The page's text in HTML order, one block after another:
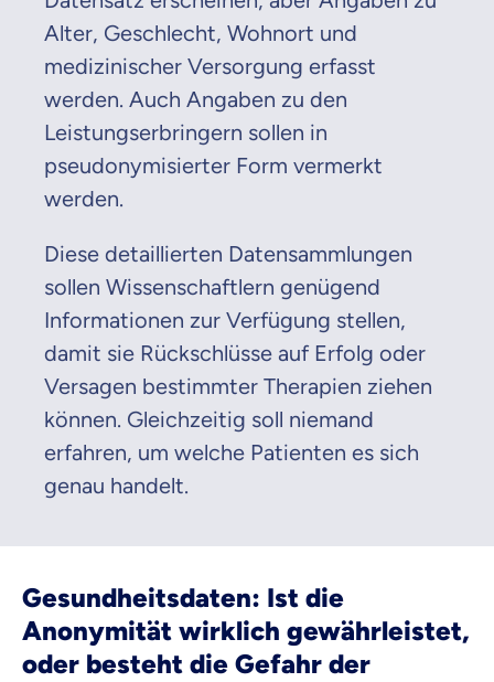
Alter, Geschlecht, Wohnort und
medizinischer Versorgung erfasst
werden. Auch Angaben zu den
Leistungserbringern sollen in
pseudonymisierter Form vermerkt
werden.
Diese detaillierten Datensammlungen
sollen Wissenschaftlern genügend
Informationen zur Verfügung stellen,
damit sie Rückschlüsse auf Erfolg oder
Versagen bestimmter Therapien ziehen
können. Gleichzeitig soll niemand
erfahren, um welche Patienten es sich
genau handelt.
Gesundheitsdaten: Ist die
Anonymität wirklich gewährleistet,
oder besteht die Gefahr der